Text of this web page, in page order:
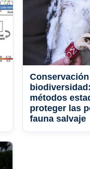
métodos
proteger las
fauna salvaje